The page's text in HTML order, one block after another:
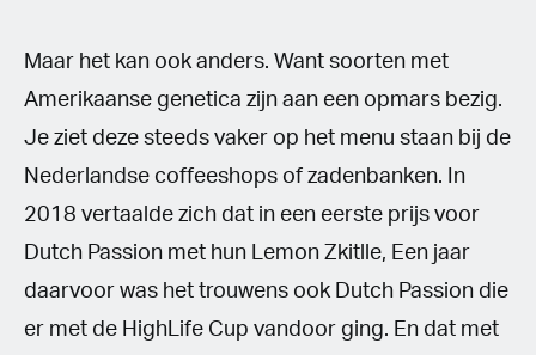
Maar het kan ook anders. Want soorten met
Amerikaanse genetica zijn aan een opmars bezig.
Je ziet deze steeds vaker op het menu staan bij de
Nederlandse coffeeshops of zadenbanken. In
2018 vertaalde zich dat in een eerste prijs voor
Dutch Passion met hun Lemon Zkitlle, Een jaar
daarvoor was het trouwens ook Dutch Passion die
er met de HighLife Cup vandoor ging. En dat met